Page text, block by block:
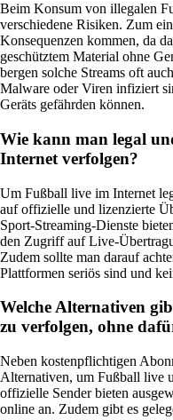
Beim Konsum von illegalen
verschiedene Risiken. Zum
Konsequenzen kommen, da
geschütztem Material ohne
bergen solche Streams oft
Malware oder Viren infiziert
Geräts gefährden können.
Wie kann man legal
Internet verfolgen?
Um Fußball live im Internet
auf offizielle und lizenzierte
Sport-Streaming-Dienste
den Zugriff auf Live-
Zudem sollte man darauf
Plattformen seriös sind und
Welche Alternativen
zu verfolgen, ohne
Neben kostenpflichtigen
Alternativen, um Fußball live
offizielle Sender bieten
online an. Zudem gibt es